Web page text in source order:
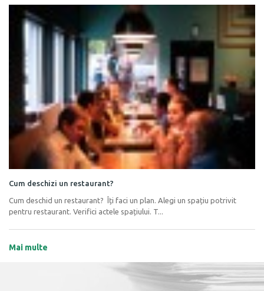
Cum deschizi un restaurant?
Cum deschid un restaurant? Îți faci un plan. Alegi un spațiu potrivit
pentru restaurant. Verifici actele spațiului. T...
Mai multe